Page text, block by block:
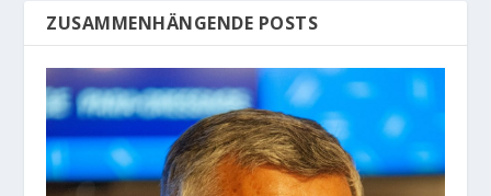
ZUSAMMENHÄNGENDE POSTS